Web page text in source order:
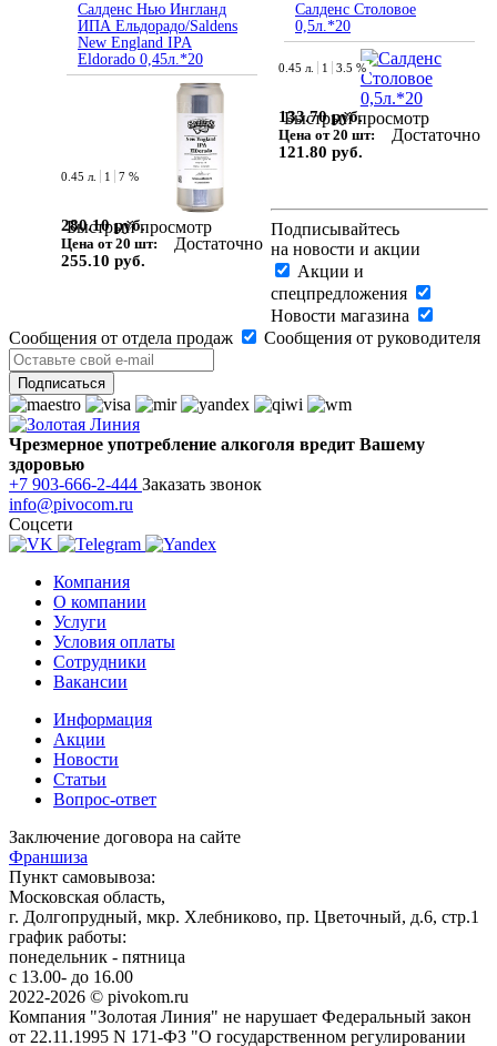
Салденс Нью Ингланд
ИПА Ельдорадо/Saldens
New England IPA
Eldorado 0,45л.*20
Быстрый просмотр
0.45 л. 1 7 %
280.10 руб.
Цена от 20 шт:
255.10 руб.
Достаточно
Салденс Столовое
0,5л.*20
Быстрый просмотр
0.45 л. 1 3.5 %
133.70 руб.
Цена от 20 шт:
121.80 руб.
Достаточно
Подписывайтесь
на новости и акции
Акции и
спецпредложения
Новости магазина
Сообщения от отдела продаж
Сообщения от руководителя
Чрезмерное употребление алкоголя вредит Вашему
здоровью
+7 903-666-2-444 Заказать звонок
info@pivocom.ru
Соцсети
Компания
О компании
Услуги
Условия оплаты
Сотрудники
Вакансии
Информация
Акции
Новости
Статьи
Вопрос-ответ
Заключение договора на сайте
Франшиза
Пункт самовывоза:
Московская область,
г. Долгопрудный, мкр. Хлебниково, пр. Цветочный, д.6, стр.1
график работы:
понедельник - пятница
с 13.00- до 16.00
2022-2026 © pivokom.ru
Компания "Золотая Линия" не нарушает Федеральный закон
от 22.11.1995 N 171-ФЗ "О государственном регулировании